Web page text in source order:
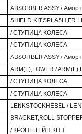
ABSORBER ASSY /
SHIELD
/ СТУПИЦА КОЛЕСА
/ СТУПИЦА КОЛЕСА
ABSORBER ASSY /
ARM(L),LOWER /
/ СТУПИЦА КОЛЕСА
/ СТУПИЦА КОЛЕСА
LENKSTOCKHEBEL /
BRACKET,ROLL
/ КРОНШТЕЙН КПП